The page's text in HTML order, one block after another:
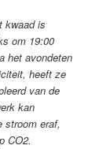
kwaad is
om 19:00
het avondeten
heeft ze
van de
kan
stroom eraf,
CO2.